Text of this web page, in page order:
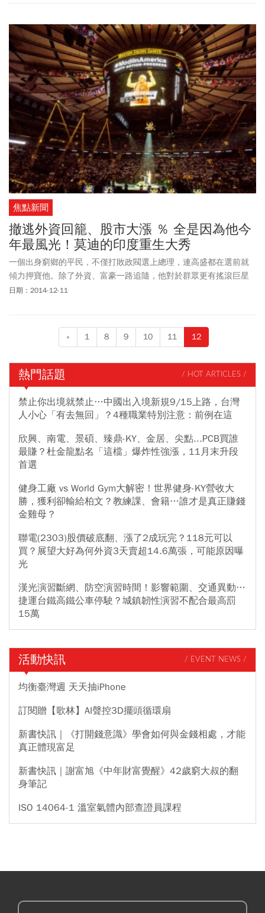
焦點新聞
撤逃外資回籠、股市大漲 ％ 全是因為他今
年最風光！莫迪的印度重生大秀
一個出身窮鄉的平民，不僅打敗政閥選上總理，連高盛都在選前就
傾力押寶他。除了外資、富豪一路追隨，他對於群眾更有搖滾巨星
般的魅力。印度總理莫迪才上任半年，成為二○一四年最風光的政
日期：2014-12-11
« 1 8 9 10 11 12
熱門話題 / HOT ARTICLES /
禁止你出境就禁止…中國出入境新規9/15上路，台灣
人小心「有去無回」？4種職業特別注意：前例在這
欣興、南電、景碩、臻鼎-KY、金居、尖點...PCB買誰
最賺？杜金龍點名「這檔」爆炸性強漲，11月末升段
首選
健身工廠 vs World Gym大解密！世界健身-KY營收大
勝，獲利卻輸給柏文？教練課、會籍…誰才是真正賺錢
金雞母？
聯電(2303)股價破底翻、漲了2成玩完？118元可以
買？展望大好為何外資3天賣超14.6萬張，可能原因曝
光
漢光演習斷網、防空演習時間！影響範圍、交通異動…
捷運台鐵高鐵公車停駛？城鎮韌性演習不配合最高罰
15萬
活動快訊 / EVENT NEWS /
均衡臺灣週 天天抽iPhone
訂閱贈【歌林】AI聲控3D擺頭循環扇
新書快訊｜《打開錢意識》學會如何與金錢相處，才能
真正體現富足
新書快訊｜謝富旭《中年財富覺醒》42歲窮大叔的翻
身筆記
ISO 14064-1 溫室氣體內部查證員課程